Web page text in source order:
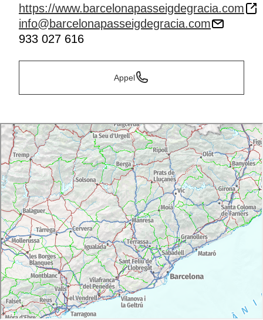
https://www.barcelonapasseigdegracia.com
info@barcelonapasseigdegracia.com
933 027 616
Appel